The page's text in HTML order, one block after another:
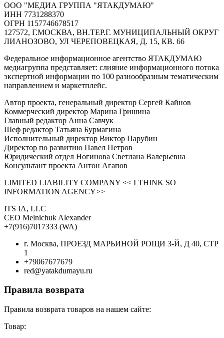
ООО "МЕДИА ГРУППА "ЯТАКДУМАЮ"
ИНН 7731288370
ОГРН 1157746678517
127572, Г.МОСКВА, ВН.ТЕР.Г. МУНИЦИПАЛЬНЫЙ ОКРУГ
ЛИАНОЗОВО, УЛ ЧЕРЕПОВЕЦКАЯ, Д. 15, КВ. 66
Федеральное информационное агентство ЯТАКДУМАЮ
медиагруппа представляет: слияние информационного потока
экспертной информации по 100 разнообразным тематическим
направлением и маркетплейс.
Автор проекта, генеральный директор Сергей Кайнов
Коммерческий директор Марина Гришина
Главный редактор Анна Савчук
Шеф редактор Татьяна Бурмагина
Исполнительный директор Виктор Парубин
Директор по развитию Павел Петров
Юридический отдел Ногинова Светлана Валерьевна
Консультант проекта Антон Агапов
LIMITED LIABILITY COMPANY << I THINK SO
INFORMATION AGENCY>>
ITS IA, LLC
CEO Melnichuk Alexander
+7(916)7017333 (WA)
г. Москва, ПРОЕЗД МАРЬИНОЙ РОЩИ 3-Й, Д 40, СТР
1
+79067677679
red@yatakdumayu.ru
Правила возврата
Правила возврата товаров на нашем сайте:
Товар: